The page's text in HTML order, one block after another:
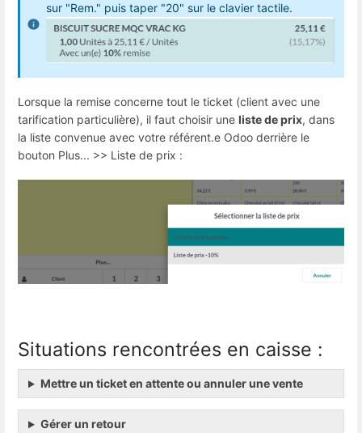
sur "Rem." puis taper "20" sur le clavier tactile.
Lorsque la remise concerne tout le ticket (client avec une
tarification particulière), il faut choisir une liste de prix, dans
la liste convenue avec votre référent.e Odoo derrière le
bouton Plus... >> Liste de prix :
Situations rencontrées en caisse :
Mettre un ticket en attente ou annuler une vente
Gérer un retour